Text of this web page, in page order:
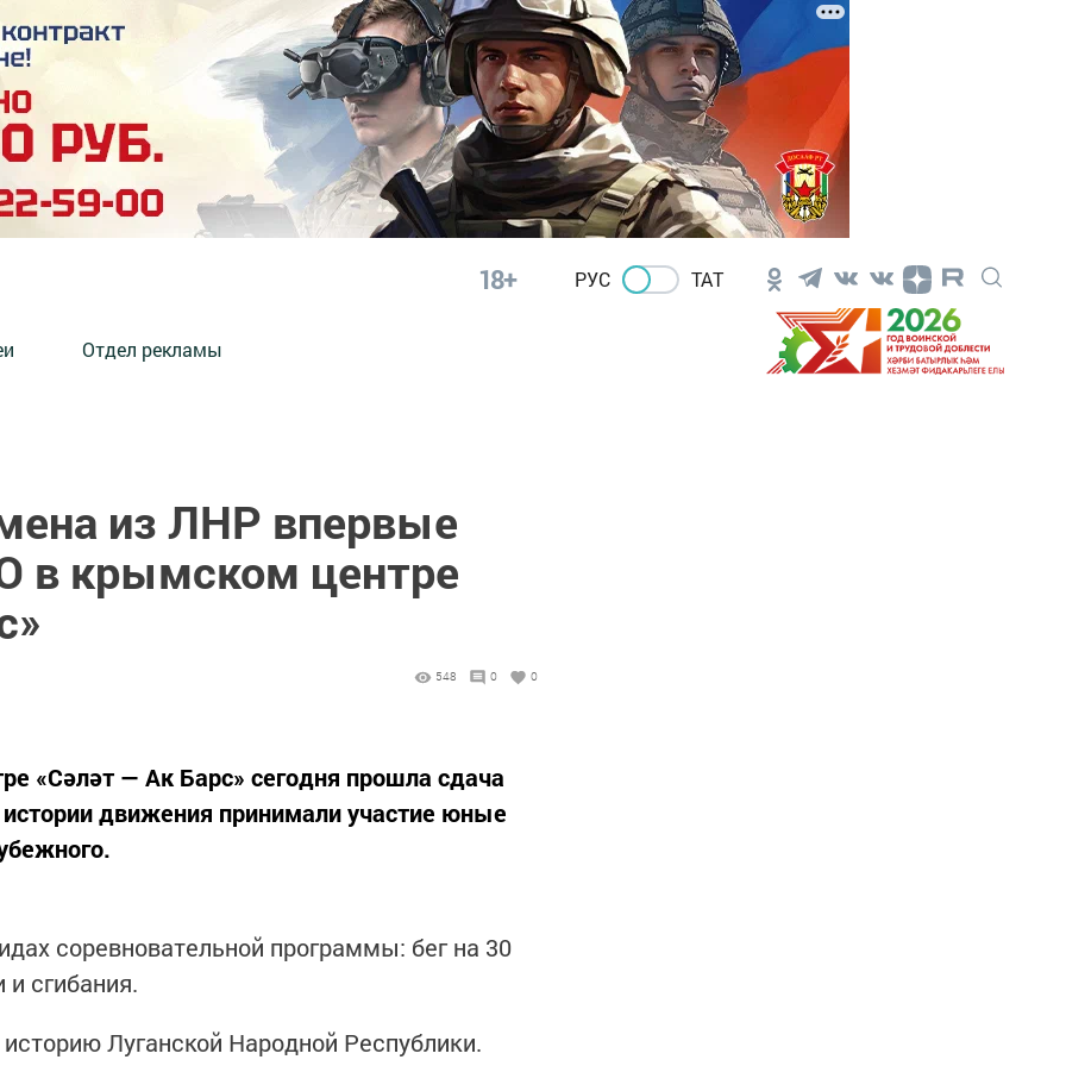
18+ РУС ТАТ
Отдел рекламы
из ЛНР впервые
в крымском центре
548 0 0
«Сәләт — Ак Барс» сегодня прошла сдача
движения принимали участие юные
соревновательной программы: бег на 30
сгибания.
Луганской Народной Республики.